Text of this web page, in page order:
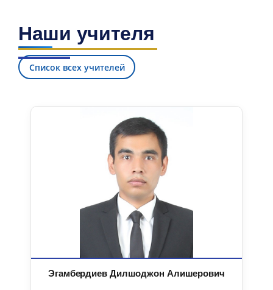
Наши учителя
Список всех учителей
Эгамбердиев Дилшоджон Алишерович